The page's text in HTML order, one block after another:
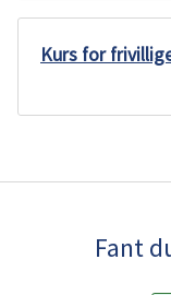
u
n
e
Kurs for
Fant